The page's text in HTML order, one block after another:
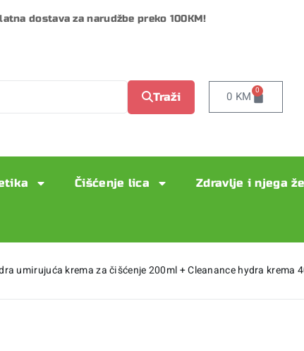
dostava za narudžbe preko 100KM!
Traži 0 KM 0
Čišćenje lica Zdravlje i njega
umirujuća krema za čišćenje 200ml + Cleanance hydra krema